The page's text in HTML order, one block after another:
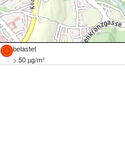
belastet
> 50 µg/m³